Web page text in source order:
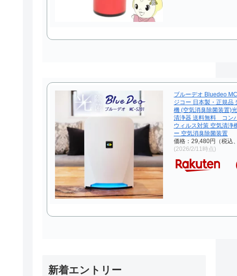
ブルーデオ Bluedeo
ジコー 日本製・正規品
機 (空気消臭除菌装置)
清浄器 送料無料 コン
ウィルス対策 空気清浄
ー 空気消臭除菌装置
価格：29,480円（税込
(2026/2/11時点)
新着エントリー